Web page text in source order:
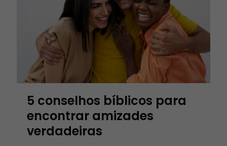
5 conselhos bíblicos para
encontrar amizades
verdadeiras